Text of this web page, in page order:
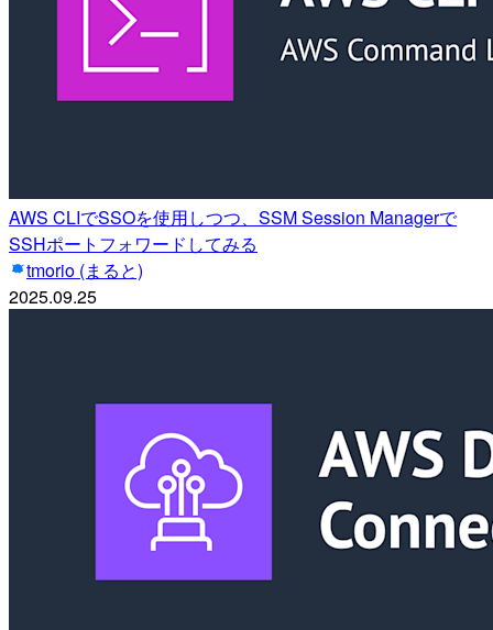
AWS CLIでSSOを使用しつつ、SSM Session Managerで
SSHポートフォワードしてみる
tmorio (まると)
2025.09.25